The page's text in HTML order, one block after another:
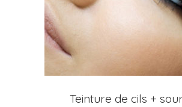
Teinture de cils +